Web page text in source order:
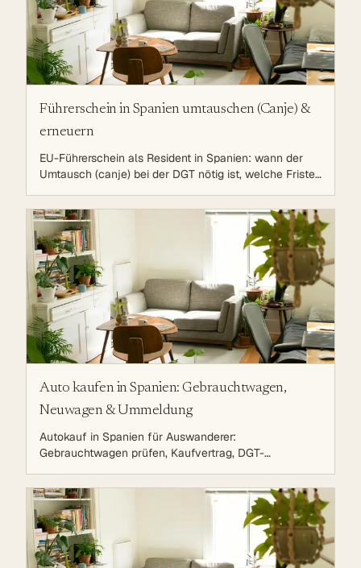
Führerschein in Spanien umtauschen (Canje) &
erneuern
EU-Führerschein als Resident in Spanien: wann der
Umtausch (canje) bei der DGT nötig ist, welche Fristen
psychophysische Untersuchung.
Auto kaufen in Spanien: Gebrauchtwagen,
Neuwagen & Ummeldung
Autokauf in Spanien für Auswanderer:
Gebrauchtwagen prüfen, Kaufvertrag, DGT-
Kosten.